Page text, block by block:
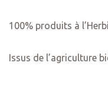
100% produits à
Issus de l’agriculture